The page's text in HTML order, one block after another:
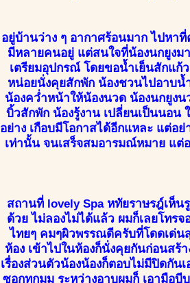
อยู่บ้านว่าง ๆ อากาศร้อนมาก ไปหา
มีหลายคนอยู่ แต่สนใจที่น้องนกยูงม
เตรียมอุปกรณ์ โดยขอน้ำเย็นสักแก้
หน่อยนั่งคุยสักพัก น้องชวนไปอาบน้
น้องคว่ำหน้าให้น้องนวด น้องนกยูงน
บิ้วสักพัก น้องรู้งาน เปลี่ยนเป็นนอน
อย่าง เกือบมีโอกาสได้อีกแหละ แต่อ
เท่านั้น จนเสร็จสมอารมณ์หมาย แต่
สถานที่ lovely Spa หทัยราษรฎ์เห็
ด้วย ไม่ลองไม่ได้แล้ว ผมก็เลยโทร
ไทยๆ คมๆผิวพรรณดีครับที่โดดเด่น
ห้อง เข้าไปในห้องก็นั่งคุยกันก่อนสร้
เรื่องส่วนตัวน้องน้องก็ตอบไม่มีปิดกัน
ซอกทุกมุม ระหว่างอาบผมก็ เอามือ